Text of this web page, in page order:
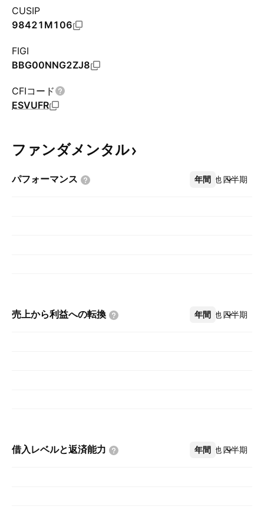
CUSIP
98421M106
FIGI
BBG00NNG2ZJ8
CFIコード
ESVUFR
ファンダメンタル
パフォーマンス 年間 四半期
その他
売上から利益への転換 年間 四半期
その他
借入レベルと返済能力 年間 四半期
その他